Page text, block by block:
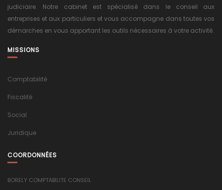
judiciaire. Notre cabinet est spécialisé dans le conseil aux
entreprises et aux particuliers et vous accompagne dans toutes vos
démarches en vous apportant les outils nécessaires à votre activité.
MISSIONS
Comptabilité
Fiscalité
Social
Juridique
COORDONNÉES
BORELY COMPTABILITE CONSEIL